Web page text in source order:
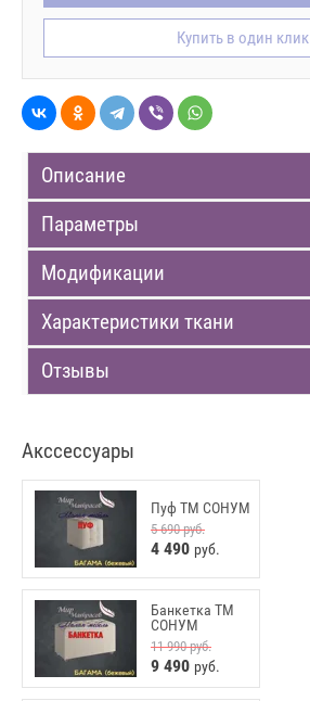
Купить в один клик
Описание
Параметры
Модификации
Характеристики ткани
Отзывы
Акссессуары
Пуф ТМ СОНУМ
5 690руб.
4 490 руб.
Банкетка ТМ
СОНУМ
11 990руб.
9 490 руб.